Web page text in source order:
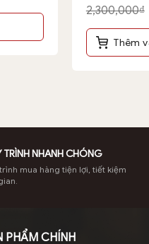
thơm sống ngọt mạnh
Được
xếp
hạng
5
2,300,000₫
Thêm
TRÌNH NHANH CHÓNG
mua hàng tiện lợi, tiết kiệm
PHẨM CHÍNH